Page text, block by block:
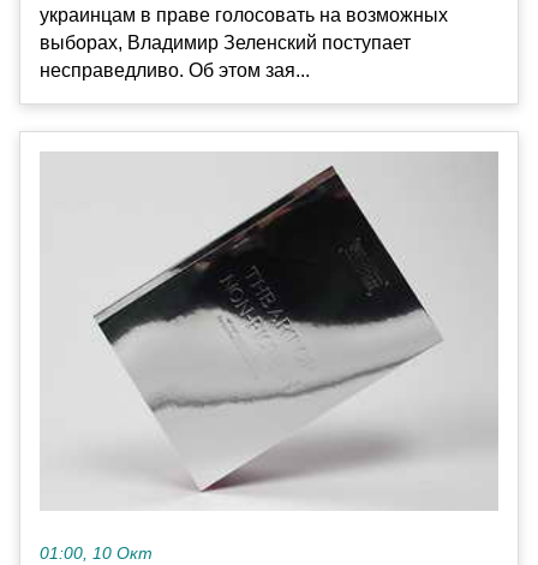
украинцам в праве голосовать на возможных
выборах, Владимир Зеленский поступает
несправедливо. Об этом зая...
01:00, 10 Окт